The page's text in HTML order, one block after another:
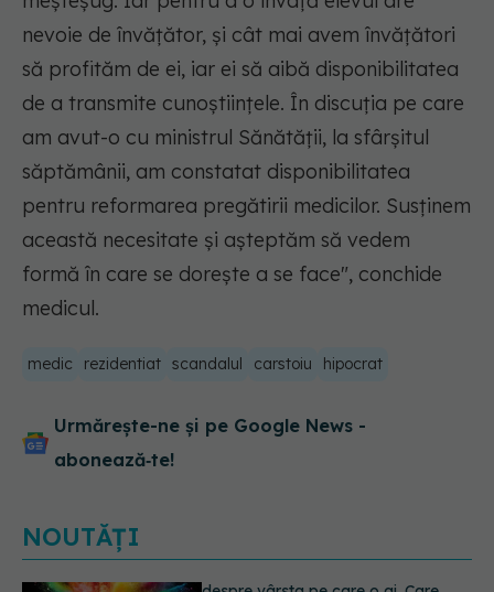
nevoie de învățător, și cât mai avem învățători
să profităm de ei, iar ei să aibă disponibilitatea
de a transmite cunoștiințele. În discuția pe care
am avut-o cu ministrul Sănătății, la sfârșitul
săptămânii, am constatat disponibilitatea
pentru reformarea pregătirii medicilor. Susținem
această necesitate și așteptăm să vedem
formă în care se dorește a se face", conchide
medicul.
medic rezidentiat scandalul carstoiu hipocrat
Urmărește-ne și pe Google News -
abonează‑te!
NOUTĂȚI